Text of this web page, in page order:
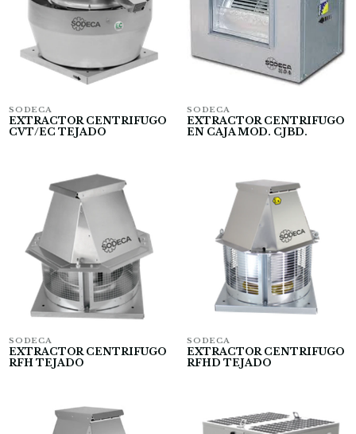
SODECA
EXTRACTOR CENTRIFUGO
CVT/EC TEJADO
SODECA
EXTRACTOR CENTRIFUGO
EN CAJA MOD. CJBD.
SODECA
EXTRACTOR CENTRIFUGO
RFH TEJADO
SODECA
EXTRACTOR CENTRIFUGO
RFHD TEJADO